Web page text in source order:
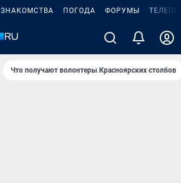
ЗНАКОМСТВА ПОГОДА ФОРУМЫ
Что получают волонтеры Красноярских столбов